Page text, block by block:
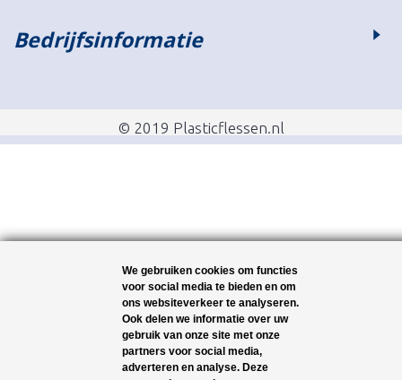
Bedrijfsinformatie
© 2019 Plasticflessen.nl
We gebruiken cookies om functies
voor social media te bieden en om
ons websiteverkeer te analyseren.
Ook delen we informatie over uw
gebruik van onze site met onze
partners voor social media,
adverteren en analyse. Deze